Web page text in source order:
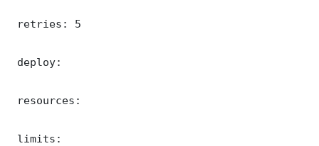
retries: 5
deploy:
resources:
limits: